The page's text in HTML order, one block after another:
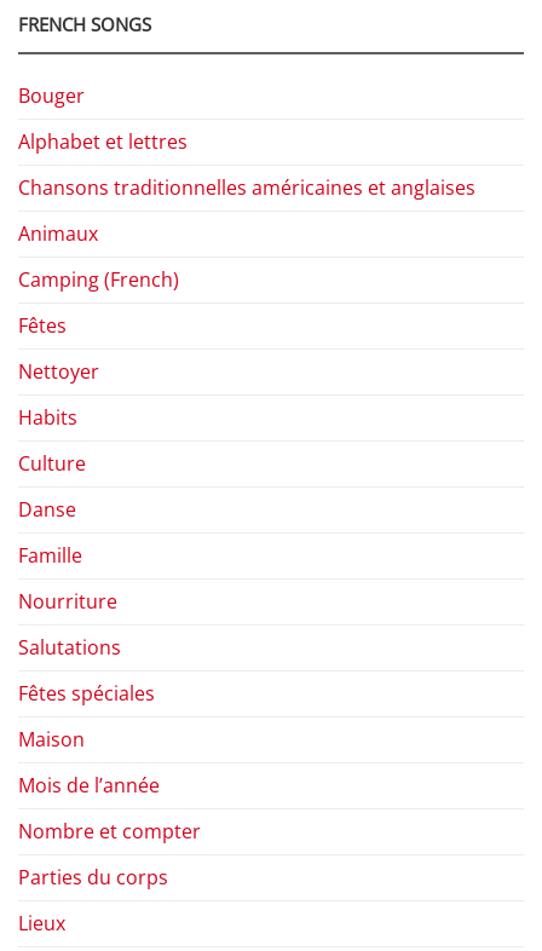
FRENCH SONGS
Bouger
Alphabet et lettres
Chansons traditionnelles américaines et anglaises
Animaux
Camping (French)
Fêtes
Nettoyer
Habits
Culture
Danse
Famille
Nourriture
Salutations
Fêtes spéciales
Maison
Mois de l’année
Nombre et compter
Parties du corps
Lieux